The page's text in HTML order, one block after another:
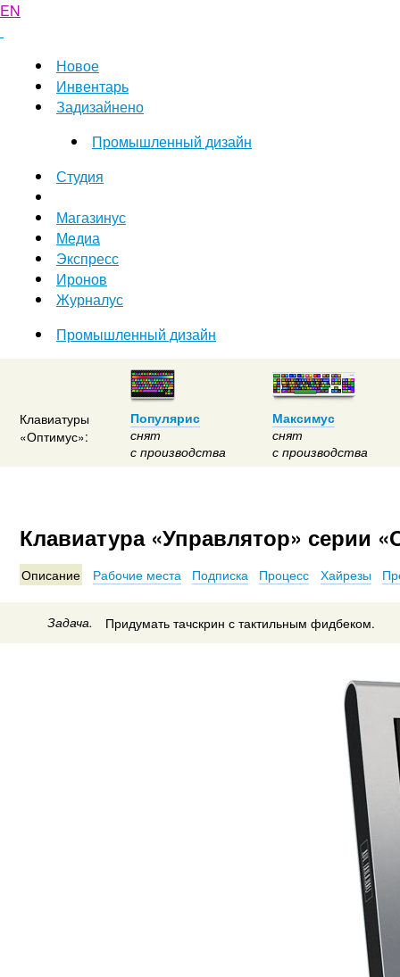
EN
Новое
Инвентарь
Задизайнено
Промышленный дизайн
Студия
Магазинус
Медиа
Экспресс
Иронов
Журналус
Промышленный дизайн
Клавиатуры
«Оптимус»:
Популярис
снят
с производства
Максимус
снят
с производства
Клавиатура «Управлятор» серии
Описание Рабочие места Подписка Процесс Хайрезы
Задача. Придумать тачскрин с тактильным фидбеком.